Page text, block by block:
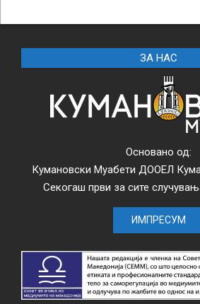
ЗА НАС
Основано од:
Кумановски Муабети ДООЕЛ
Секогаш први за сите
ИМПРЕСУМ